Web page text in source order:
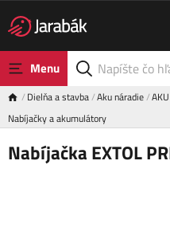
Menu
Dielňa a stavba Aku náradie
Nabíjačky a akumulátory
Nabíjačka EXTOL